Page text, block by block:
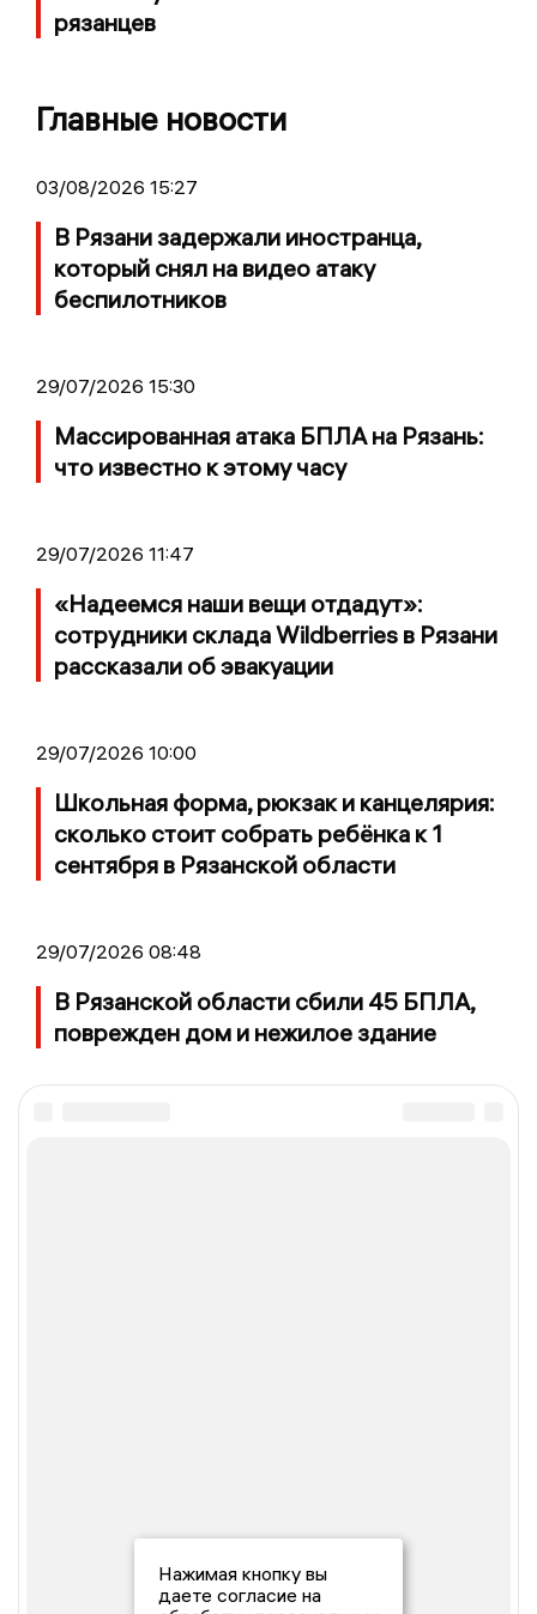
рязанцев
Главные новости
03/08/2026 15:27
В Рязани задержали иностранца,
который снял на видео атаку
беспилотников
29/07/2026 15:30
Массированная атака БПЛА на Рязань:
что известно к этому часу
29/07/2026 11:47
«Надеемся наши вещи отдадут»:
сотрудники склада Wildberries в Рязани
рассказали об эвакуации
29/07/2026 10:00
Школьная форма, рюкзак и канцелярия:
сколько стоит собрать ребёнка к 1
сентября в Рязанской области
29/07/2026 08:48
В Рязанской области сбили 45 БПЛА,
поврежден дом и нежилое здание
Нажимая кнопку вы
даете согласие на